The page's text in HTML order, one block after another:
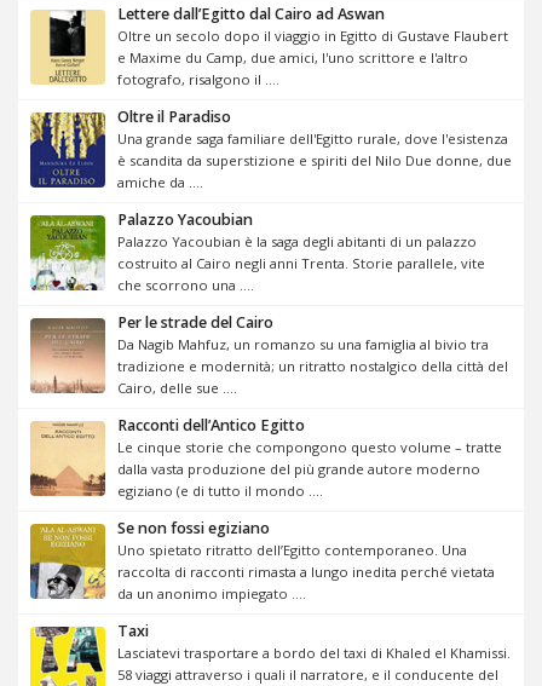
Lettere dall’Egitto dal Cairo ad Aswan
Oltre un secolo dopo il viaggio in Egitto di Gustave Flaubert
e Maxime du Camp, due amici, l'uno scrittore e l'altro
fotografo, risalgono il ....
Oltre il Paradiso
Una grande saga familiare dell'Egitto rurale, dove l'esistenza
è scandita da superstizione e spiriti del Nilo Due donne, due
amiche da ....
Palazzo Yacoubian
Palazzo Yacoubian è la saga degli abitanti di un palazzo
costruito al Cairo negli anni Trenta. Storie parallele, vite
che scorrono una ....
Per le strade del Cairo
Da Nagib Mahfuz, un romanzo su una famiglia al bivio tra
tradizione e modernità; un ritratto nostalgico della città del
Cairo, delle sue ....
Racconti dell’Antico Egitto
Le cinque storie che compongono questo volume – tratte
dalla vasta produzione del più grande autore moderno
egiziano (e di tutto il mondo ....
Se non fossi egiziano
Uno spietato ritratto dell’Egitto contemporaneo. Una
raccolta di racconti rimasta a lungo inedita perché vietata
da un anonimo impiegato ....
Taxi
Lasciatevi trasportare a bordo del taxi di Khaled el Khamissi.
58 viaggi attraverso i quali il narratore, e il conducente del